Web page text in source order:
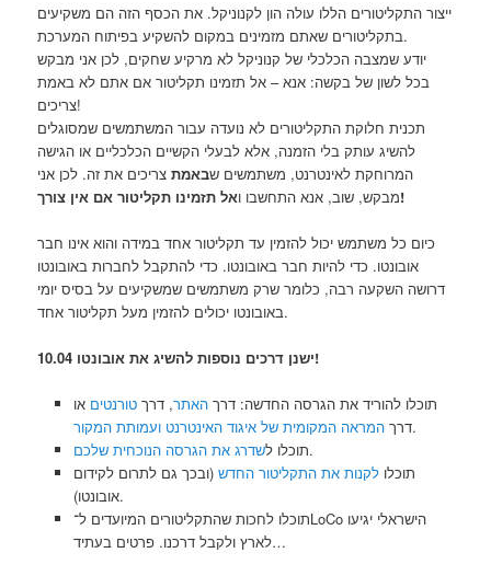
ייצור התקליטורים הללו עולה הון לקנוניקל. את הכסף הזה הם משקיעים
בתקליטורים שאתם מזמינים במקום להשקיע בפיתוח המערכת.
יודע שמצבה הכלכלי של קנוניקל לא מרקיע שחקים, לכן אני מבקש
בכל לשון של בקשה: אנא – אל תזמינו תקליטור אם אתם לא באמת
צריכים!
תכנית חלוקת התקליטורים לא נועדה עבור המשתמשים שמסוגלים
להשיג עותק בלי הזמנה, אלא לבעלי הקשיים הכלכליים או הגישה
המרוחקת לאינטרנט, משתמשים שבאמתצריכים את זה. לכן אני
מבקש, שוב, אנא התחשבו ואל תזמינו תקליטור אם אין צורך!
כיום כל משתמש יכול להזמין עד תקליטור אחד במידה והוא אינו חבר
אובונטו. כדי להיות חבר באובונטו. כדי להתקבל לחברות באובונטו
דרושה השקעה רבה, כלומר שרק משתמשים שמשקיעים על בסיס יומי
באובונטו יכולים להזמין מעל תקליטור אחד.
ישנן דרכים נוספות להשיג את אובונטו 10.04!
תוכלו להוריד את הגרסה החדשה: דרךהאתר, דרךטורנטים או
דרךהמראה המקומית של איגוד האינטרנט ועמותת המקור
.
תוכלו לשדרג את הגרסה הנוכחית שלכם
.
תוכלולקנות את התקליטור החדש (ובכך גם לתרום לקידום
אובונטו).
תוכלו לחכות שהתקליטורים המיועדים ל־LoCo הישראלי יגיעו
לארץ ולקבל דרכנו. פרטים בעתיד…